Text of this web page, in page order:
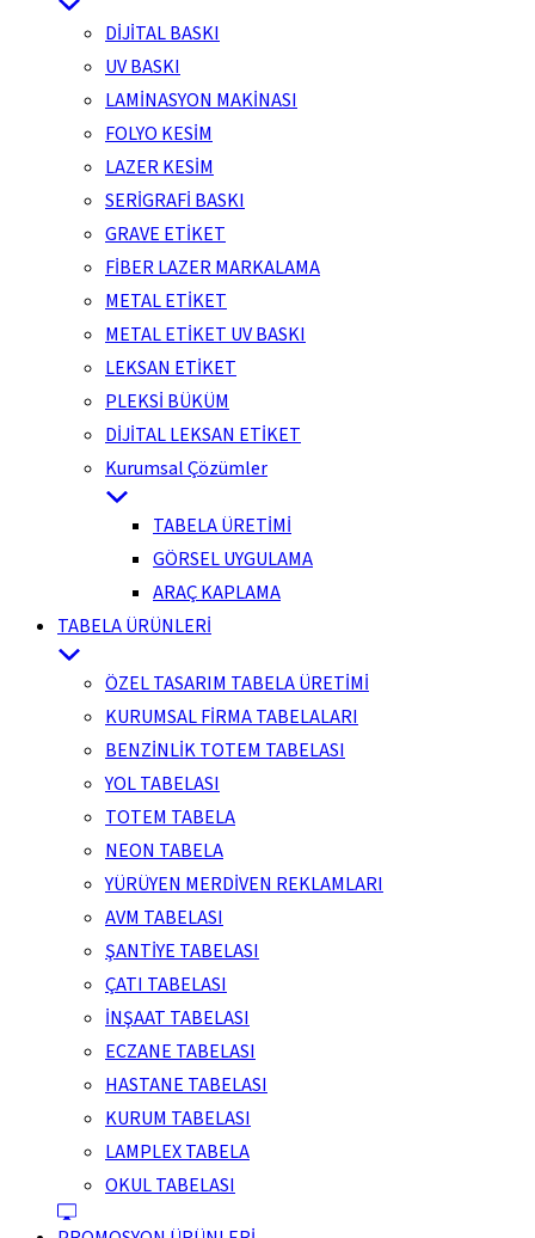
DİJİTAL BASKI
UV BASKI
LAMİNASYON MAKİNASI
FOLYO KESİM
LAZER KESİM
SERİGRAFİ BASKI
GRAVE ETİKET
FİBER LAZER MARKALAMA
METAL ETİKET
METAL ETİKET UV BASKI
LEKSAN ETİKET
PLEKSİ BÜKÜM
DİJİTAL LEKSAN ETİKET
Kurumsal Çözümler
TABELA ÜRETİMİ
GÖRSEL UYGULAMA
ARAÇ KAPLAMA
TABELA ÜRÜNLERİ
ÖZEL TASARIM TABELA ÜRETİMİ
KURUMSAL FİRMA TABELALARI
BENZİNLİK TOTEM TABELASI
YOL TABELASI
TOTEM TABELA
NEON TABELA
YÜRÜYEN MERDİVEN REKLAMLARI
AVM TABELASI
ŞANTİYE TABELASI
ÇATI TABELASI
İNŞAAT TABELASI
ECZANE TABELASI
HASTANE TABELASI
KURUM TABELASI
LAMPLEX TABELA
OKUL TABELASI